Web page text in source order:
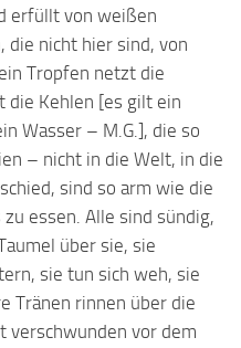
erfüllt von weißen
die nicht hier sind, von
Tropfen netzt die
die Kehlen [es gilt ein
Wasser – M.G.], die so
– nicht in die Welt, in die
sind so arm wie die
essen. Alle sind sündig,
über sie, sie
sie tun sich weh, sie
Tränen rinnen über die
verschwunden vor dem